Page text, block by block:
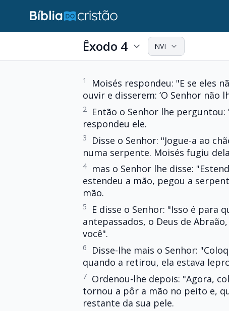
Êxodo 4 NVI
1
Moisés respondeu: "E se eles
ouvir e disserem: ‘O Senhor não
2
Então o Senhor lhe perguntou:
respondeu ele.
3
Disse o Senhor: "Jogue-a ao
numa serpente. Moisés fugiu
4
mas o Senhor lhe disse:
estendeu a mão, pegou a
mão.
5
E disse o Senhor: "Isso é para
antepassados, o Deus de
você".
6
Disse-lhe mais o Senhor:
quando a retirou, ela estava
7 Ordenou-lhe depois: "Agora,
tornou a pôr a mão no peito e,
restante da sua pele.